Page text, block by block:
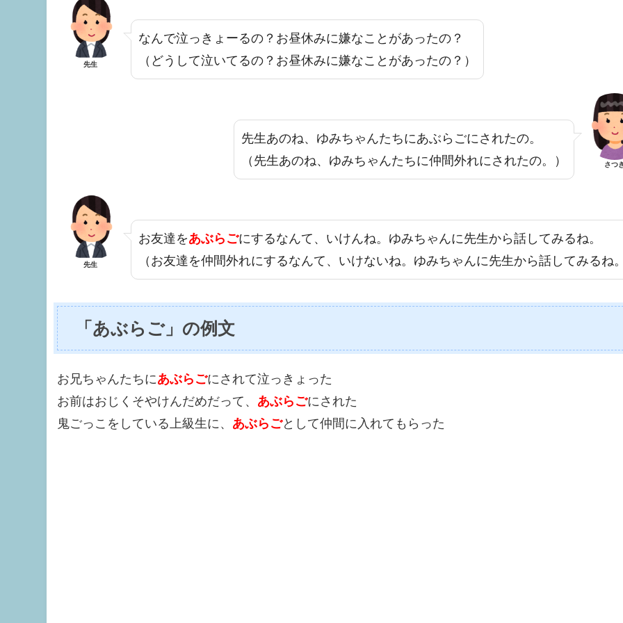
先生
なんで泣っきょーるの？お昼休みに嫌なことがあったの？
（どうして泣いてるの？お昼休みに嫌なことがあったの？）
先生あのね、ゆみちゃんたちにあぶらごにされたの。
（先生あのね、ゆみちゃんたちに仲間外れにされたの。）
さつ
先生
お友達をあぶらごにするなんて、いけんね。ゆみちゃんに先生から話してみるね。
（お友達を仲間外れにするなんて、いけないね。ゆみちゃんに先生から話してみるね
「あぶらご」の例文
お兄ちゃんたちにあぶらごにされて泣っきょった
お前はおじくそやけんだめだって、 あぶらごにされた
鬼ごっこをしている上級生に、 あぶらごとして仲間に入れてもらった